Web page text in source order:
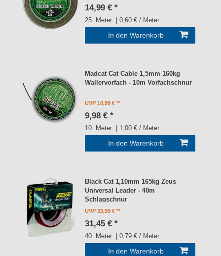
14,99 € *
25 Meter | 0,60 € / Meter
In den Warenkorb
Madcat Cat Cable 1,5mm 160kg
Wallervorfach - 10m Vorfachschnur
UVP 10,99 €
9,98 € *
10 Meter | 1,00 € / Meter
In den Warenkorb
Black Cat 1,10mm 165kg Zeus
Universal Leader - 40m
Schlagschnur
UVP 33,99 €
31,45 € *
40 Meter | 0,79 € / Meter
In den Warenkorb